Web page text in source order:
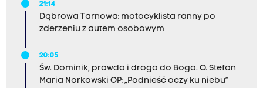
21:14
Dąbrowa Tarnowa: motocyklista ranny po
zderzeniu z autem osobowym
20:05
Św. Dominik, prawda i droga do Boga. O. Stefan
Maria Norkowski OP: „Podnieść oczy ku niebu”